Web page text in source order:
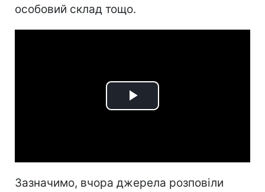
особовий склад тощо.
Play
Зазначимо, вчора джерела розповіли